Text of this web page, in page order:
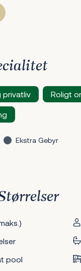
Roligt
Ekstra Gebyr
pool